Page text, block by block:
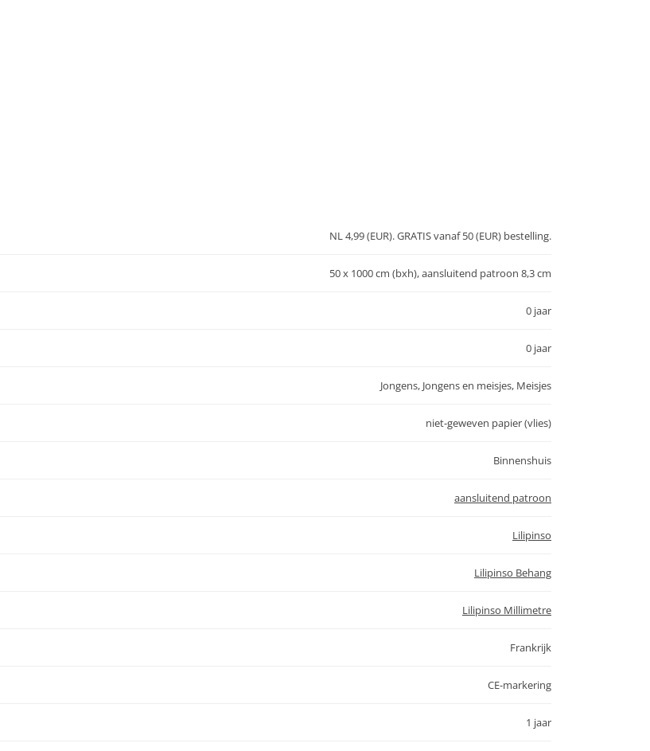
NL 4,99 (EUR). GRATIS vanaf 50 (EUR) bestelling.
50 x 1000 cm (bxh), aansluitend patroon 8,3 cm
0 jaar
0 jaar
Jongens, Jongens en meisjes, Meisjes
niet-geweven papier (vlies)
Binnenshuis
aansluitend patroon
Lilipinso
Lilipinso Behang
Lilipinso Millimetre
Frankrijk
CE-markering
1 jaar